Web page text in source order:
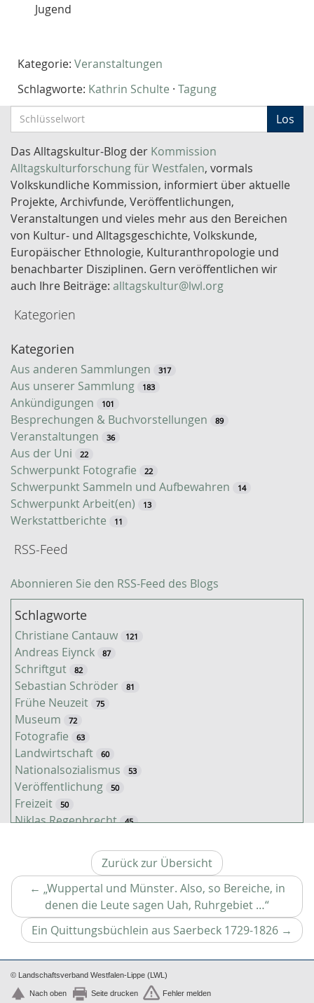
Jugend
Kategorie: Veranstaltungen
Schlagworte: Kathrin Schulte · Tagung
c
h
l
ü
s
s
e
l
w
o
S
u
c
h
e
Los
Das Alltagskultur-Blog der Kommission
Alltagskulturforschung für Westfalen, vormals
Volkskundliche Kommission, informiert über aktuelle
Projekte, Archivfunde, Veröffentlichungen,
Veranstaltungen und vieles mehr aus den Bereichen
von Kultur- und Alltagsgeschichte, Volkskunde,
Europäischer Ethnologie, Kulturanthropologie und
benachbarter Disziplinen. Gern veröffentlichen wir
auch Ihre Beiträge: alltagskultur@lwl.org
Kategorien
Kategorien
Aus anderen Sammlungen 317
Aus unserer Sammlung 183
Ankündigungen 101
Besprechungen & Buchvorstellungen 89
Veranstaltungen 36
Aus der Uni 22
Schwerpunkt Fotografie 22
Schwerpunkt Sammeln und Aufbewahren 14
Schwerpunkt Arbeit(en) 13
Werkstattberichte 11
RSS-Feed
Abonnieren Sie den RSS-Feed des Blogs
Schlagworte
Christiane Cantauw 121
Andreas Eiynck 87
Schriftgut 82
Sebastian Schröder 81
Frühe Neuzeit 75
Museum 72
Fotografie 63
Landwirtschaft 60
Nationalsozialismus 53
Veröffentlichung 50
Freizeit 50
Niklas Regenbrecht 45
Christof Spannhoff 31
Kathrin Schulte 31
Jahreszeiten
Kolonialismus 29
Brauch 27
Verkehr
← „Wuppertal und Münster. Also, so Bereiche, in
denen die Leute sagen Uah, Ruhrgebiet …“
Artikel
Zurück zur Übersicht
Ein Quittungsbüchlein aus Saerbeck 1729-1826
Artikel
→
© Landschaftsverband Westfalen-Lippe (LWL)
Nach oben Seite drucken Fehler melden